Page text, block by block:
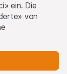
ein. Die
von